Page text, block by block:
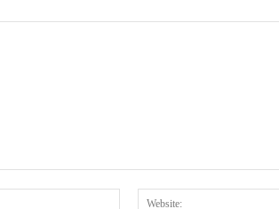
Email:*